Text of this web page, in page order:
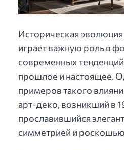
Историческая
играет важную роль в
современных
прошлое и настоящее.
примеров такого
арт-деко, возникший в
прославившийся
симметрией и